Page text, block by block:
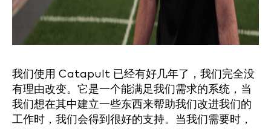
我们使用 Catapult 已经有好几年了，我们完全没
有理由改变。它是一个能满足我们需求的系统，当
我们想在其中建立一些东西来帮助我们改进我们的
工作时，我们会得到很好的支持。当我们需要时，